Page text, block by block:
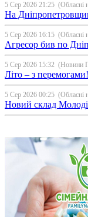
5 Сер 2026 21:25 (Обласні
На
5 Сер 2026 16:15 (Обласні
Агресор бив по
5 Сер 2026 15:32 (Новини
Літо – з перемогами!
5 Сер 2026 00:25 (Обласні
Новий склад